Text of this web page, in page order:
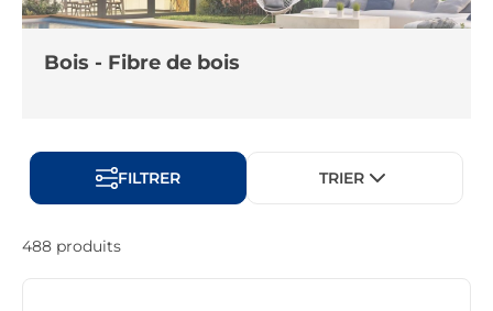
Bois - Fibre de bois
FILTRER TRIER
488 produits